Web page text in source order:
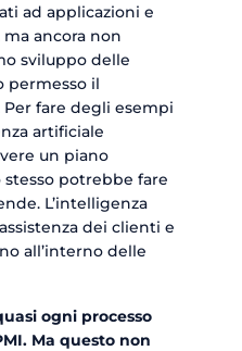
ad applicazioni e
ancora non
sviluppo delle
permesso il
fare degli esempi
artificiale
un piano
stesso potrebbe fare
L’intelligenza
dei clienti e
all’interno delle
ogni processo
Ma questo non